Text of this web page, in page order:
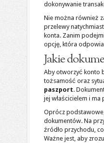
dokonywanie
Nie można również
przelewy
konta. Zanim
opcję, która
Jakie
Aby otworzyć konto
tożsamość oraz
paszport.
jej właścicielem i
Oprócz
dokumentów. Na
źródło przychodu,
Ważne jest, aby